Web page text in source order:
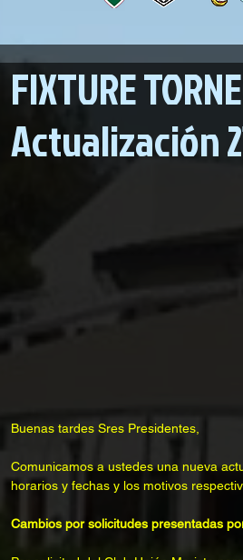
FIXTURE
Actualización
Buenas tardes Sres Presidentes,
Comunicamos a ustedes una nueva
horarios y fechas y los motivos
Cambios por solicitudes presentadas